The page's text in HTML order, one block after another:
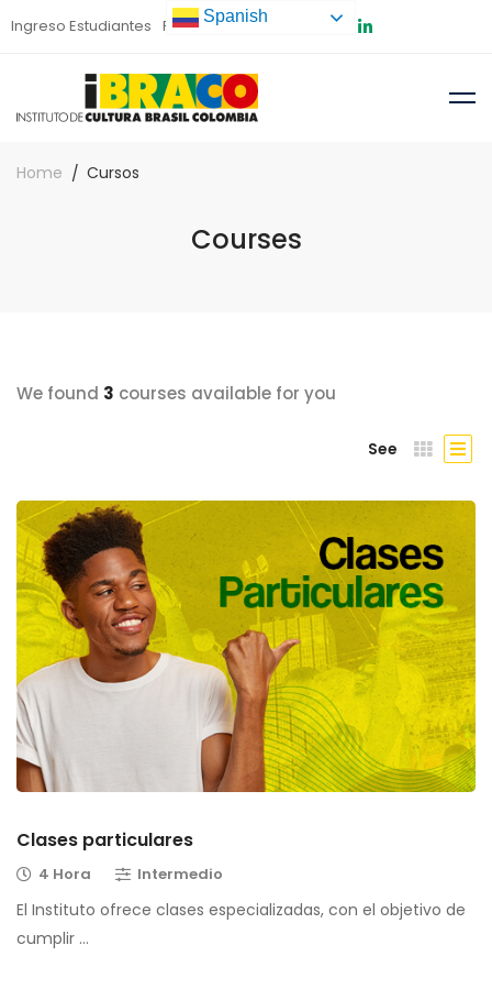
Ingreso Estudiantes Preinscripción
Home Cursos
Courses
We found 3 courses available for you
See
Clases particulares
4 Hora Intermedio
El Instituto ofrece clases especializadas, con el objetivo de
cumplir …
Spanish